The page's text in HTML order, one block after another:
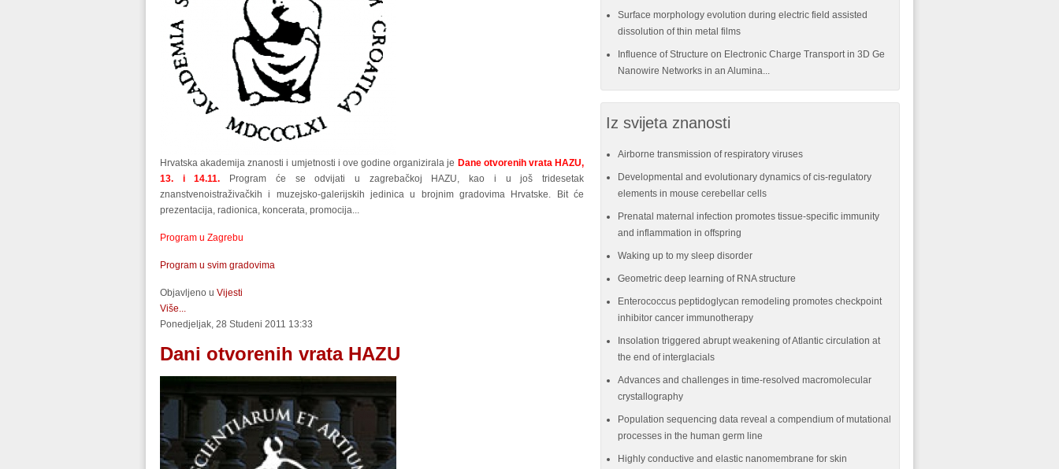
Hrvatska akademija znanosti i umjetnosti i ove godine organizirala je Dane otvorenih vrata HAZU,
13. i 14.11. Program će se odvijati u zagrebačkoj HAZU, kao i u još tridesetak
znanstvenoistraživačkih i muzejsko-galerijskih jedinica u brojnim gradovima Hrvatske. Bit će
prezentacija, radionica, koncerata, promocija...
Program u Zagrebu
Program u svim gradovima
Objavljeno u Vijesti
Više...
Ponedjeljak, 28 Studeni 2011 13:33
Dani otvorenih vrata HAZU
Surface morphology evolution during electric field assisted
dissolution of thin metal films
Influence of Structure on Electronic Charge Transport in 3D Ge
Nanowire Networks in an Alumina...
Iz svijeta znanosti
Airborne transmission of respiratory viruses
Developmental and evolutionary dynamics of cis-regulatory
elements in mouse cerebellar cells
Prenatal maternal infection promotes tissue-specific immunity
and inflammation in offspring
Waking up to my sleep disorder
Geometric deep learning of RNA structure
Enterococcus peptidoglycan remodeling promotes checkpoint
inhibitor cancer immunotherapy
Insolation triggered abrupt weakening of Atlantic circulation at
the end of interglacials
Advances and challenges in time-resolved macromolecular
crystallography
Population sequencing data reveal a compendium of mutational
processes in the human germ line
Highly conductive and elastic nanomembrane for skin